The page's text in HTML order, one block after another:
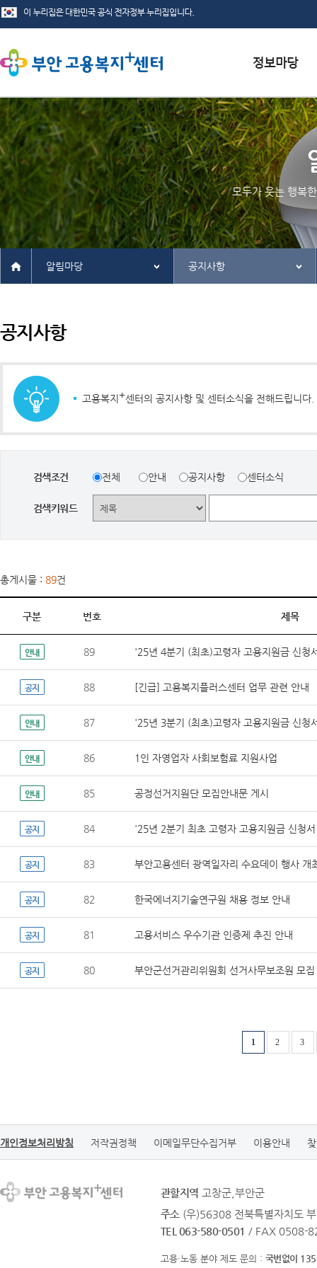
서식자료실
채용정보
인재정보
관련사이트
모두가 웃는 행복
알림마당 공지사항
공지사항
고용복지 +센터의 공지사항 및 센터소식을 전해드립니다.
검색조건 전체 안내 공지사항 센터소식
검색키워드
총게시물 : 89건
구분 번호 제목
안내 89 '25년 4분기 (최초)고령자 고용지원금 신청
공지 88 [긴급] 고용복지플러스센터 업무 관련 안내
안내 87 '25년 3분기 (최초)고령자 고용지원금 신청
안내 86 1인 자영업자 사회보험료 지원사업
안내 85 공정선거지원단 모집안내문 게시
공지 84 '25년 2분기 최초 고령자 고용지원금 신청
공지 83 부안고용센터 광역일자리 수요데이 행사 개
공지 82 한국에너지기술연구원 채용 정보 안내
공지 81 고용서비스 우수기관 인증제 추진 안내
공지 80 부안군선거관리위원회 선거사무보조원 모
1 2 3
개인정보처리방침 저작권정책 이메일무단수집거부 이용안내
관할지역 고창군,부안군
주소 (우)56308 전북특별자치도
TEL 063-580-0501 / FAX 0508-
고용·노동 분야 제도 문의 : 국번없이